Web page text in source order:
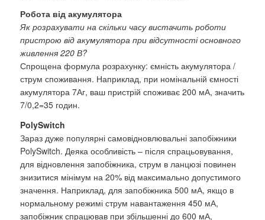
Робота від акумулятора
Як розрахувати на скільки часу вистачить роботи
пристрою від акумулятора при відсутності основного
живлення 220 В?
Спрощена формула розрахунку: ємність акумулятора /
струм споживання. Наприклад, при номінальній ємності
акумулятора 7Аг, ваш пристрій споживає 200 мА, значить
7/0,2=35 годин.
PolySwitch
Зараз дуже популярні самовідновлювальні запобіжники
PolySwitch. Деяка особливість – після спрацьовування,
для відновлення запобіжника, струм в ланцюзі повинен
знизитися мінімум на 20% від максимально допустимого
значення. Наприклад, для запобіжника 500 мА, якщо в
нормальному режимі струм навантаження 450 мА,
запобіжник спрацював при збільшенні до 600 мА,